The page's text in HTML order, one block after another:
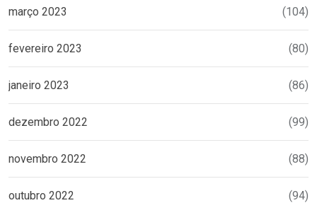
março 2023 (104)
fevereiro 2023 (80)
janeiro 2023 (86)
dezembro 2022 (99)
novembro 2022 (88)
outubro 2022 (94)